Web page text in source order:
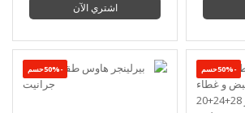
اشتري الآن
-50%حسم -50%حسم